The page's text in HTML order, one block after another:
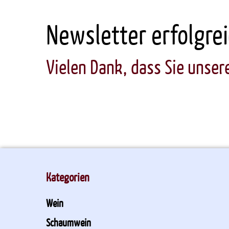
Newsletter
Vielen Dank, dass Sie
Kategorien
Wein
Schaumwein